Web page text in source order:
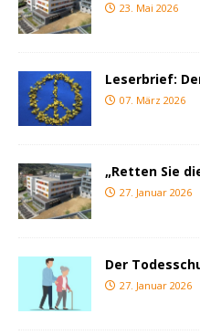
23. Mai 2026
Leserbrief:
07. März 2026
„Retten Sie
27. Januar 2026
Der
27. Januar 2026